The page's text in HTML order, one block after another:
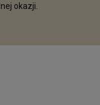
okazji.